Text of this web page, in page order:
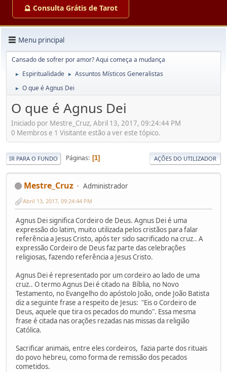
🔮 Consulta Grátis de Tarot
Menu principal
Cansado de sofrer por amor? Aqui começa a mudança
► Espiritualidade ► Assuntos Místicos Generalistas
► O que é Agnus Dei
O que é Agnus Dei
Iniciado por Mestre_Cruz, Abril 13, 2017, 09:24:44 PM
0 Membros e 1 Visitante estão a ver este tópico.
IR PARA O FUNDO Páginas 1 AÇÕES DO UTILIZADOR
Mestre_Cruz Administrador
Abril 13, 2017, 09:24:44 PM
Agnus Dei significa Cordeiro de Deus. Agnus Dei é uma
expressão do latim, muito utilizada pelos cristãos para falar
referência a Jesus Cristo, após ter sido sacrificado na cruz.. A
expressão Cordeiro de Deus faz parte das celebrações
religiosas, fazendo referência a Jesus Cristo.
Agnus Dei é representado por um cordeiro ao lado de uma
cruz.. O termo Agnus Dei é citado na Bíblia, no Novo
Testamento, no Evangelho do apóstolo João, onde João Batista
diz a seguinte frase a respeito de Jesus: "Eis o Cordeiro de
Deus, aquele que tira os pecados do mundo". Essa mesma
frase é citada nas orações rezadas nas missas da religião
Católica.
Sacrificar animais, entre eles cordeiros, fazia parte dos rituais
do povo hebreu, como forma de remissão dos pecados
cometidos.